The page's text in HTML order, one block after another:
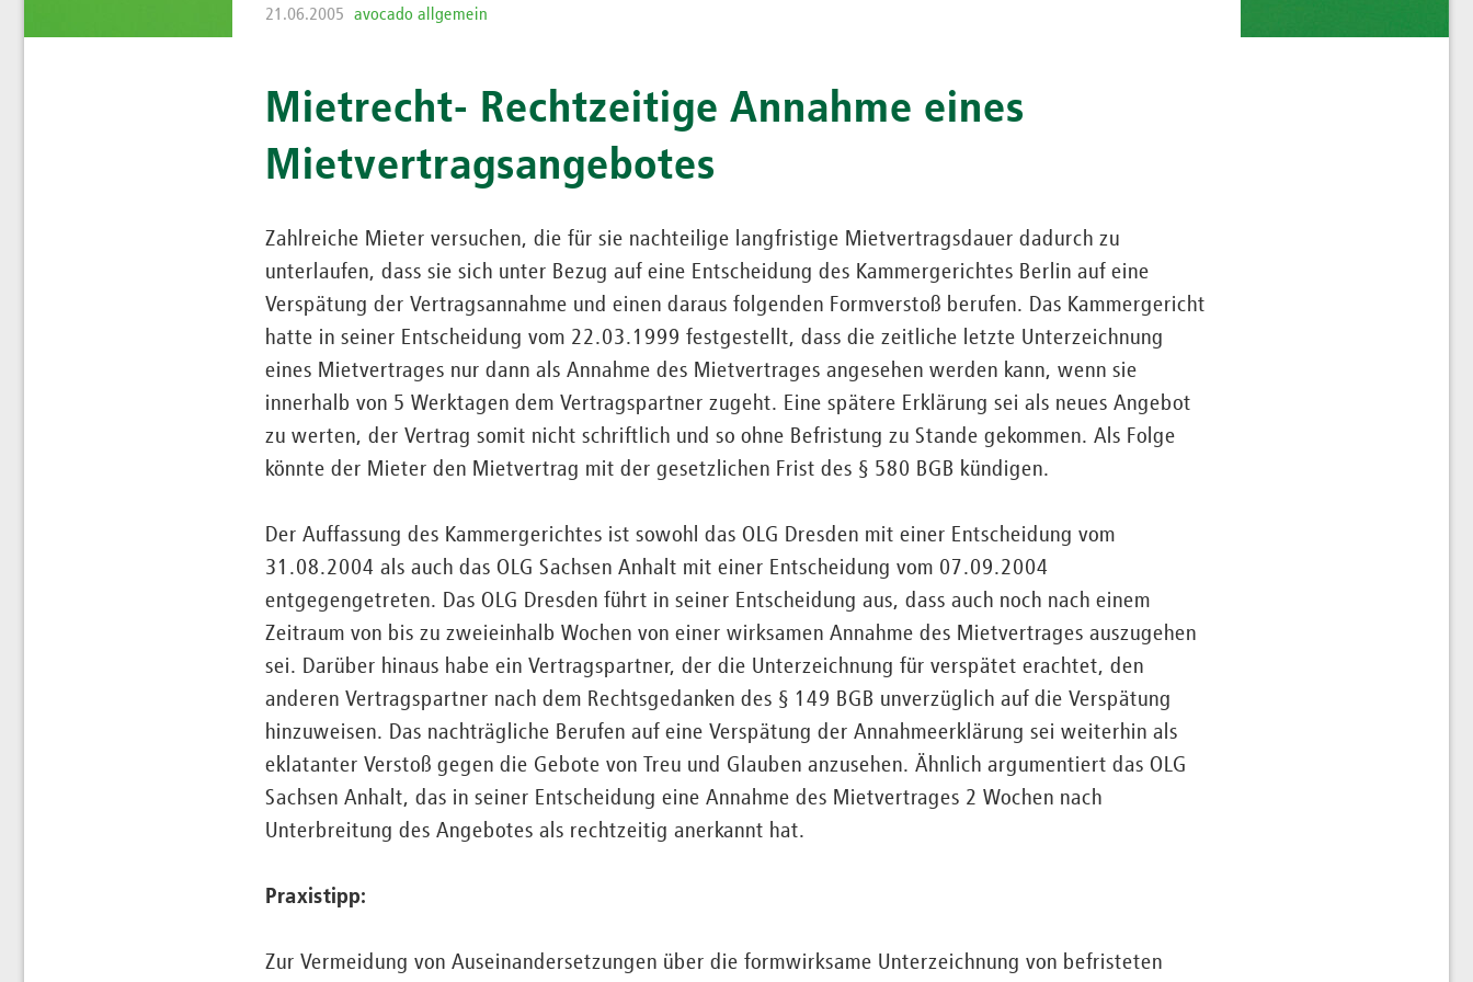
21.06.2005 avocado allgemein
Mietrecht- Rechtzeitige Annahme eines
Mietvertragsangebotes
Zahlreiche Mieter versuchen, die für sie nachteilige langfristige Mietvertragsdauer dadurch zu
unterlaufen, dass sie sich unter Bezug auf eine Entscheidung des Kammergerichtes Berlin auf eine
Verspätung der Vertragsannahme und einen daraus folgenden Formverstoß berufen. Das Kammergericht
hatte in seiner Entscheidung vom 22.03.1999 festgestellt, dass die zeitliche letzte Unterzeichnung
eines Mietvertrages nur dann als Annahme des Mietvertrages angesehen werden kann, wenn sie
innerhalb von 5 Werktagen dem Vertragspartner zugeht. Eine spätere Erklärung sei als neues Angebot
zu werten, der Vertrag somit nicht schriftlich und so ohne Befristung zu Stande gekommen. Als Folge
könnte der Mieter den Mietvertrag mit der gesetzlichen Frist des § 580 BGB kündigen.
Der Auffassung des Kammergerichtes ist sowohl das OLG Dresden mit einer Entscheidung vom
31.08.2004 als auch das OLG Sachsen Anhalt mit einer Entscheidung vom 07.09.2004
entgegengetreten. Das OLG Dresden führt in seiner Entscheidung aus, dass auch noch nach einem
Zeitraum von bis zu zweieinhalb Wochen von einer wirksamen Annahme des Mietvertrages auszugehen
sei. Darüber hinaus habe ein Vertragspartner, der die Unterzeichnung für verspätet erachtet, den
anderen Vertragspartner nach dem Rechtsgedanken des § 149 BGB unverzüglich auf die Verspätung
hinzuweisen. Das nachträgliche Berufen auf eine Verspätung der Annahmeerklärung sei weiterhin als
eklatanter Verstoß gegen die Gebote von Treu und Glauben anzusehen. Ähnlich argumentiert das OLG
Sachsen Anhalt, das in seiner Entscheidung eine Annahme des Mietvertrages 2 Wochen nach
Unterbreitung des Angebotes als rechtzeitig anerkannt hat.
Praxistipp:
Zur Vermeidung von Auseinandersetzungen über die formwirksame Unterzeichnung von befristeten